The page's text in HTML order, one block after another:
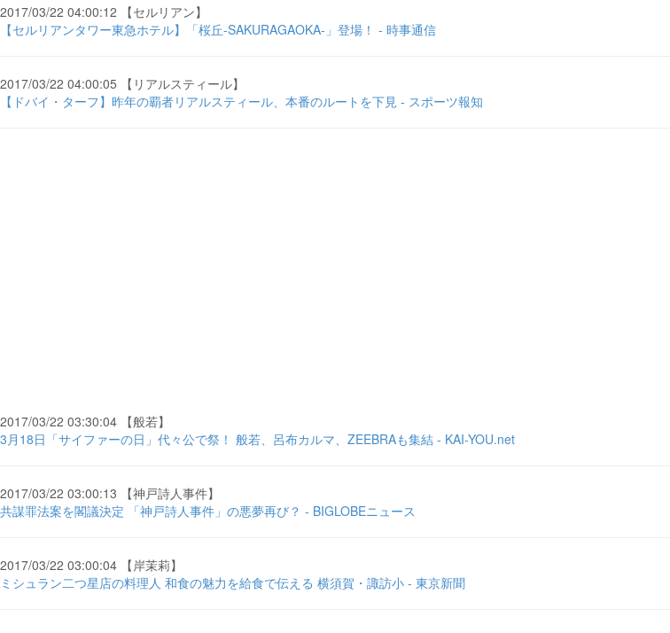
2017/03/22 04:00:12 【セルリアン】
【セルリアンタワー東急ホテル】「桜丘-SAKURAGAOKA-」登場！ - 時事通信
2017/03/22 04:00:05 【リアルスティール】
【ドバイ・ターフ】昨年の覇者リアルスティール、本番のルートを下見 - スポーツ報知
2017/03/22 03:30:04 【般若】
3月18日「サイファーの日」代々公で祭！ 般若、呂布カルマ、ZEEBRAも集結 - KAI-YOU.net
2017/03/22 03:00:13 【神戸詩人事件】
共謀罪法案を閣議決定 「神戸詩人事件」の悪夢再び？ - BIGLOBEニュース
2017/03/22 03:00:04 【岸茉莉】
ミシュラン二つ星店の料理人 和食の魅力を給食で伝える 横須賀・諏訪小 - 東京新聞